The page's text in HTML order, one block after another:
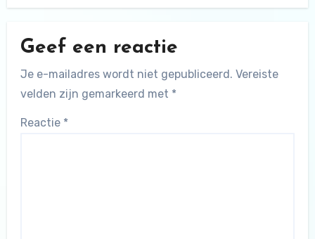
Geef een reactie
Je e-mailadres wordt niet gepubliceerd. Vereiste
velden zijn gemarkeerd met *
Reactie *